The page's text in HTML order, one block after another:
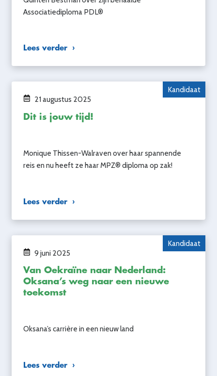
Associatiediploma PDL®
Lees verder
Kandidaat
21 augustus 2025
Dit is jouw tijd!
Monique Thissen-Walraven over haar spannende
reis en nu heeft ze haar MPZ® diploma op zak!
Lees verder
Kandidaat
9 juni 2025
Van Oekraïne naar Nederland:
Oksana’s weg naar een nieuwe
toekomst
Oksana’s carrière in een nieuw land
Lees verder